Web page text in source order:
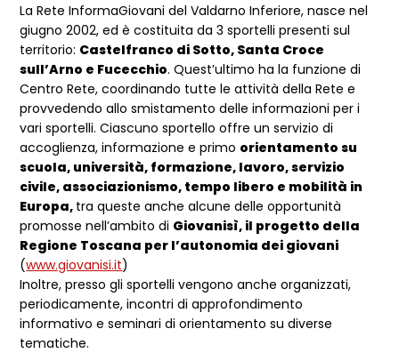
La Rete InformaGiovani del Valdarno Inferiore, nasce nel
giugno 2002, ed è costituita da 3 sportelli presenti sul
territorio: Castelfranco di Sotto, Santa Croce
sull’Arno e Fucecchio. Quest’ultimo ha la funzione di
Centro Rete, coordinando tutte le attività della Rete e
provvedendo allo smistamento delle informazioni per i
vari sportelli. Ciascuno sportello offre un servizio di
accoglienza, informazione e primo orientamento su
scuola, università, formazione, lavoro, servizio
civile, associazionismo, tempo libero e mobilità in
Europa, tra queste anche alcune delle opportunità
promosse nell’ambito di Giovanisì, il progetto della
Regione Toscana per l’autonomia dei giovani
(www.giovanisi.it)
Inoltre, presso gli sportelli vengono anche organizzati,
periodicamente, incontri di approfondimento
informativo e seminari di orientamento su diverse
tematiche.